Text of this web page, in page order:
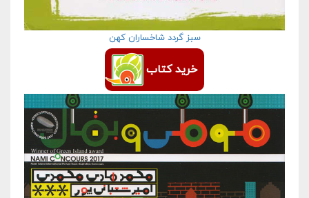
سبز گردد شاخساران کهن
خرید کتاب